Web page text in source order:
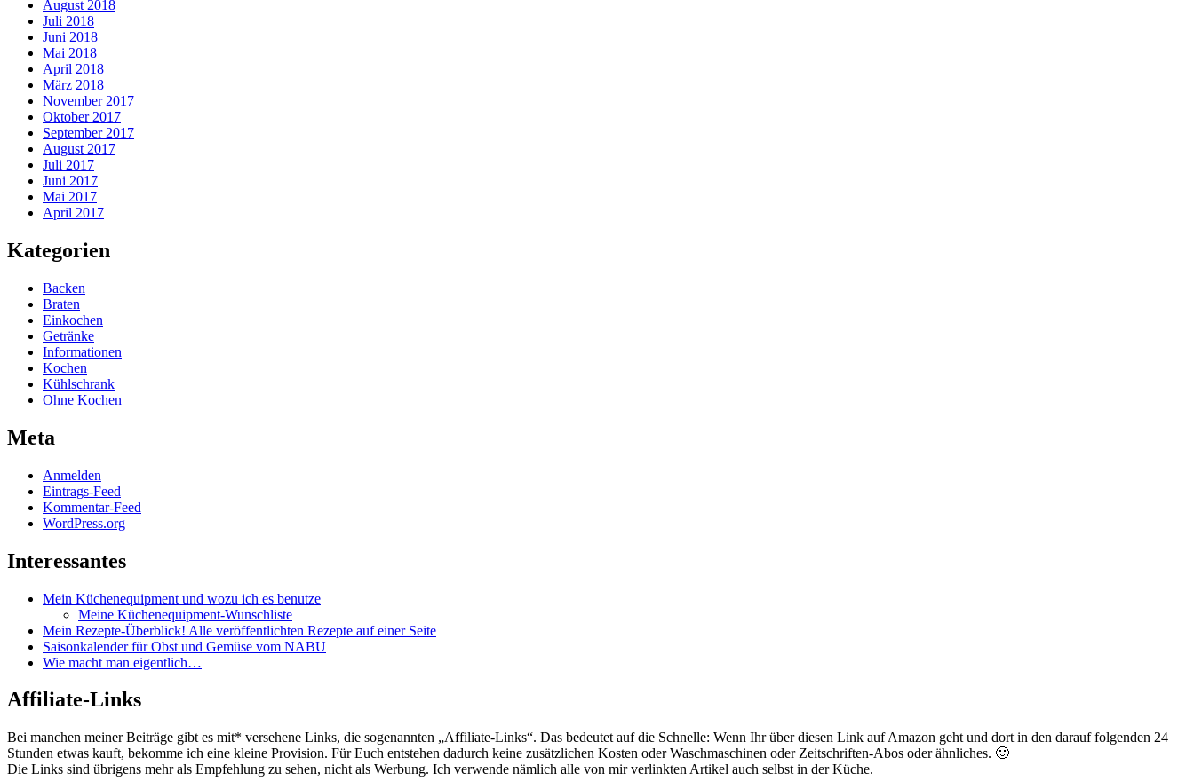
August 2018
Juli 2018
Juni 2018
Mai 2018
April 2018
März 2018
November 2017
Oktober 2017
September 2017
August 2017
Juli 2017
Juni 2017
Mai 2017
April 2017
Kategorien
Backen
Braten
Einkochen
Getränke
Informationen
Kochen
Kühlschrank
Ohne Kochen
Meta
Anmelden
Eintrags-Feed
Kommentar-Feed
WordPress.org
Interessantes
Mein Küchenequipment und wozu ich es benutze
Meine Küchenequipment-Wunschliste
Mein Rezepte-Überblick! Alle veröffentlichten Rezepte auf einer Seite
Saisonkalender für Obst und Gemüse vom NABU
Wie macht man eigentlich…
Affiliate-Links
Bei manchen meiner Beiträge gibt es mit* versehene Links, die sogenannten „Affiliate-Links“. Das bedeutet auf die Schnelle: Wenn Ihr über diesen Link auf Amazon geht und dort in den darauf folgenden 24
Stunden etwas kauft, bekomme ich eine kleine Provision. Für Euch entstehen dadurch keine zusätzlichen Kosten oder Waschmaschinen oder Zeitschriften-Abos oder ähnliches. 🙂
Die Links sind übrigens mehr als Empfehlung zu sehen, nicht als Werbung. Ich verwende nämlich alle von mir verlinkten Artikel auch selbst in der Küche.